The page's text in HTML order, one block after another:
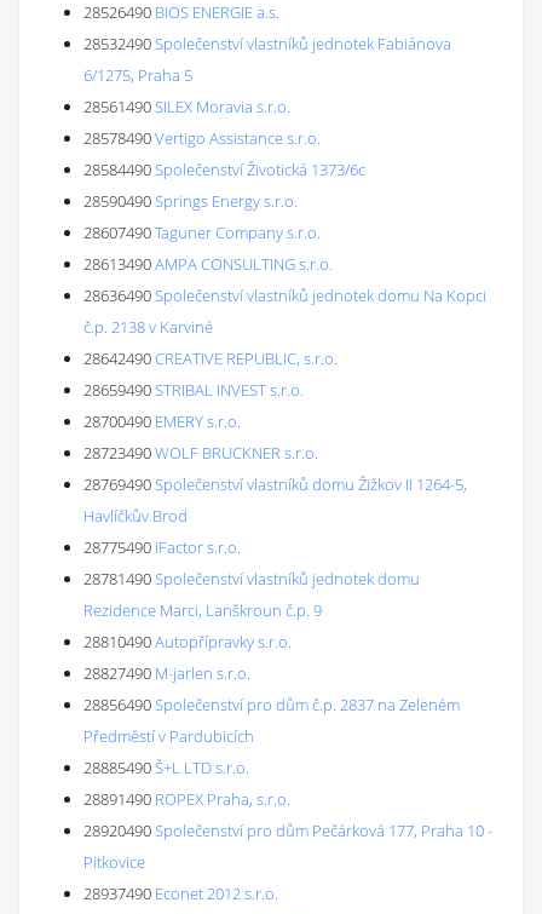
28526490 BIOS ENERGIE a.s.
28532490Společenství vlastníků jednotek Fabiánova
6/1275, Praha 5
28561490SILEX Moravia s.r.o.
28578490Vertigo Assistance s.r.o.
28584490Společenství Životická 1373/6c
28590490Springs Energy s.r.o.
28607490Taguner Company s.r.o.
28613490AMPA CONSULTING s.r.o.
28636490Společenství vlastníků jednotek domu Na Kopci
č.p. 2138 v Karviné
28642490CREATIVE REPUBLIC, s.r.o.
28659490STRIBAL INVEST s.r.o.
28700490 EMERY s.r.o.
28723490WOLF BRUCKNER s.r.o.
28769490Společenství vlastníků domu Žižkov II 1264-5,
Havlíčkův Brod
28775490 iFactor s.r.o.
28781490Společenství vlastníků jednotek domu
Rezidence Marci, Lanškroun č.p. 9
28810490Autopřípravky s.r.o.
28827490 M-jarlen s.r.o.
28856490Společenství pro dům č.p. 2837 na Zeleném
Předměstí v Pardubicích
28885490Š+L LTD s.r.o.
28891490 ROPEX Praha, s.r.o.
28920490Společenství pro dům Pečárková 177, Praha 10 -
Pitkovice
28937490 Econet 2012 s.r.o.